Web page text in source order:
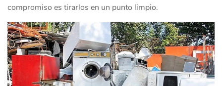
compromiso es tirarlos en un punto limpio.